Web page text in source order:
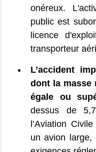
onéreux.
public est
licence
transporteur
L’accident
dont la masse
égale ou
dessus de
l’Aviation
un avion large,